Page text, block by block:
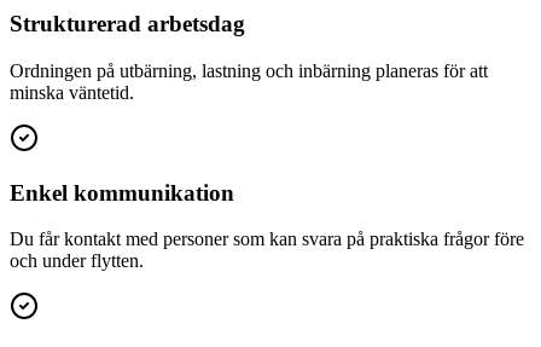
Strukturerad arbetsdag
Ordningen på utbärning, lastning och inbärning planeras för att
minska väntetid.
Enkel kommunikation
Du får kontakt med personer som kan svara på praktiska frågor före
och under flytten.